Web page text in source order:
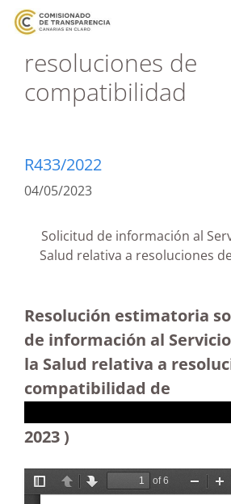
resoluciones de
compatibilidad
R433/2022
04/05/2023
Solicitud de información al
Salud relativa a resoluciones
Resolución estimatoria
de información al
la Salud relativa a
compatibilidad de
2023 )